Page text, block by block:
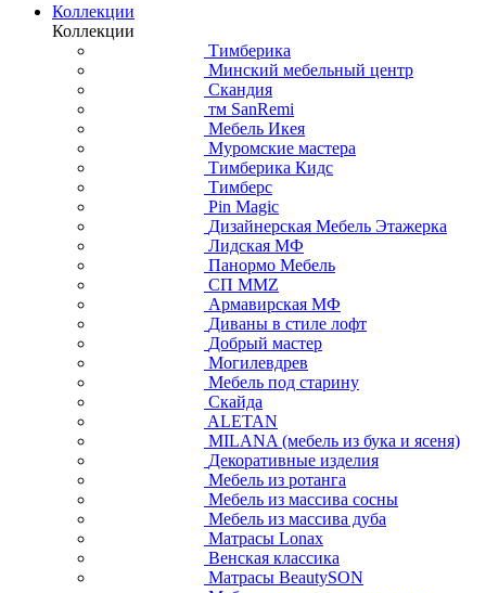
Коллекции
Коллекции
Тимберика
Минский мебельный центр
Скандия
тм SanRemi
Мебель Икея
Муромские мастера
Тимберика Кидс
Тимберс
Pin Magic
Дизайнерская Мебель Этажерка
Лидская МФ
Панормо Мебель
СП ММZ
Армавирская МФ
Диваны в стиле лофт
Добрый мастер
Могилевдрев
Мебель под старину
Скайда
ALETAN
MILANA (мебель из бука и ясеня)
Декоративные изделия
Мебель из ротанга
Мебель из массива сосны
Мебель из массива дуба
Матрасы Lonax
Венская классика
Матрасы BeautySON